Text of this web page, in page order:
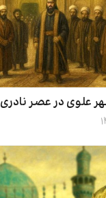
علوی در عصر نادری